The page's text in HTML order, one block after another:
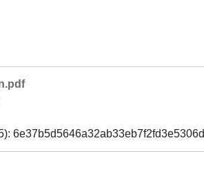
6e37b5d5646a32ab33eb7f2fd3e5306d